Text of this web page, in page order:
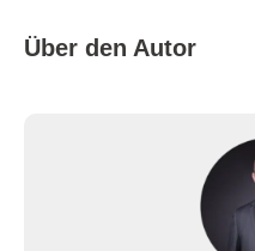
Über den Autor